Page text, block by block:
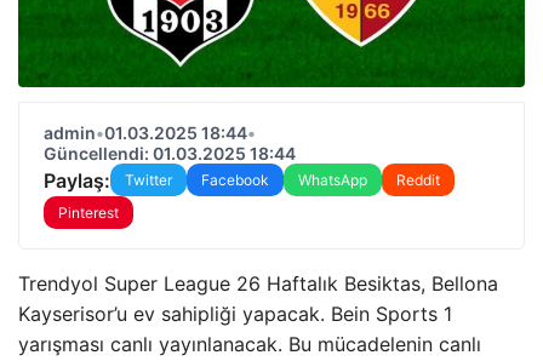
admin•01.03.2025 18:44•
Güncellendi: 01.03.2025 18:44
Paylaş: Twitter Facebook WhatsApp
Reddit
Pinterest
Trendyol Super League 26 Haftalık Besiktas, Bellona
Kayserisor’u ev sahipliği yapacak. Bein Sports 1
yarışması canlı yayınlanacak. Bu mücadelenin canlı